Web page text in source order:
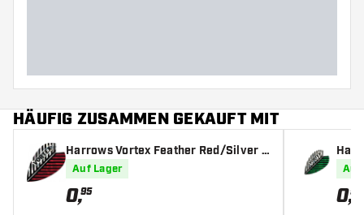
HÄUFIG ZUSAMMEN GEKAUFT MIT
Harrows Vortex Feather Red/Silver -
Dart Flights
Auf Lager
0,95
r -
Auf
0,95